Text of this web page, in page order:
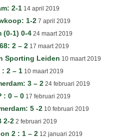
2-1 14 april 2019
1-2 7 april 2019
(0-1) 0-4 24 maart 2019
2 – 2 17 maart 2019
Sporting Leiden 10 maart 2019
: 2 – 1 10 maart 2019
3 – 2 24 februari 2019
: 0 – 0 17 februari 2019
5 -2 10 februari 2019
2-2 2 februari 2019
2 : 1 – 2 12 januari 2019